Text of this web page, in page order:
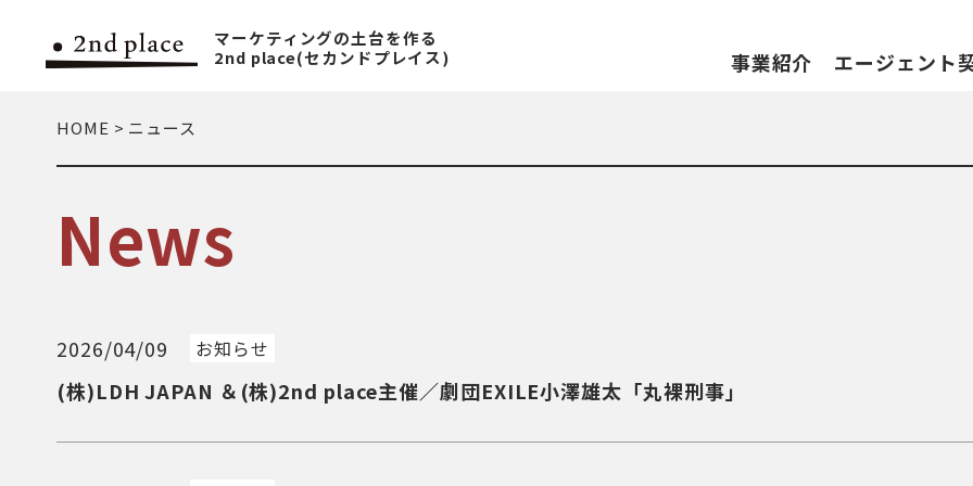
マーケティングの土台を作る
2nd place(セカンドプレイス)
事業紹介 エージェント
HOME > ニュース
News
2026/04/09 お知らせ
(株)LDH JAPAN ＆(株)2nd place主催／劇団EXILE小澤雄太「丸裸刑事」